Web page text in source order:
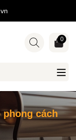
0
cách